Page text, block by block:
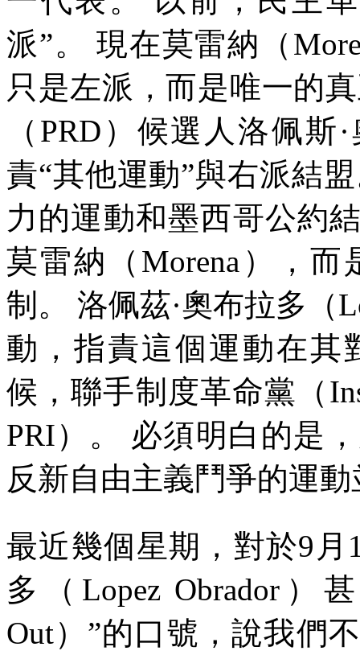
派”。 現在莫雷納（
只是左派，而是唯一的
（ PRD ）候選人洛佩斯
責“其他運動”與右派結
力的運動和墨西哥公約
莫雷納（ Morena ），而
制。
洛佩茲·奧布拉多（
動，指責這個運動在其
候，聯手制度革命黨（
PRI）。
必須明白的是
反新自由主義鬥爭的運
最近幾個星期，對於9 月
多（ Lopez Obrador ）
Out）”的口號，說我們